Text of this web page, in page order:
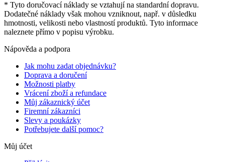
* Tyto doručovací náklady se vztahují na standardní dopravu.
Dodatečné náklady však mohou vzniknout, např. v důsledku
hmotnosti, velikosti nebo vlastností produktů. Tyto informace
naleznete přímo v popisu výrobku.
Nápověda a podpora
Jak mohu zadat objednávku?
Doprava a doručení
Možnosti platby
Vrácení zboží a refundace
Můj zákaznický účet
Firemní zákazníci
Slevy a poukázky
Potřebujete další pomoc?
Můj účet